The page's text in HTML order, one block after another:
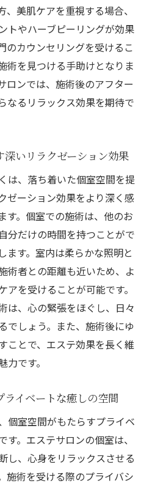
美肌ケアを重視する場合、
トやハーブピーリングが効果
のカウンセリングを受けるこ
術を見つける手助けとなりま
ロンでは、施術後のアフター
なるリラックス効果を期待で
いリラクゼーション効果
は、落ち着いた個室空間を提
ゼーション効果をより深く感
す。個室での施術は、他のお
分だけの時間を持つことがで
ます。室内は柔らかな照明と
術者との距離も近いため、よ
アを受けることが可能です。
は、心の緊張をほぐし、日々
でしょう。また、施術後にゆ
ことで、エステ効果を長く維
です。
イベートな癒しの空間
個室空間がもたらすプライベ
。エステサロンの個室は、
し、心身をリラックスさせる
施術を受ける際のプライバシ